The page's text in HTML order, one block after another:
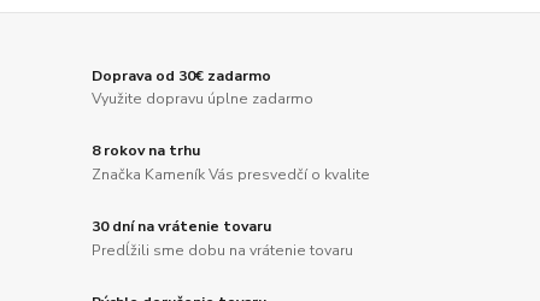
Doprava od 30€ zadarmo
Využite dopravu úplne zadarmo
8 rokov na trhu
Značka Kameník Vás presvedčí o kvalite
30 dní na vrátenie tovaru
Predĺžili sme dobu na vrátenie tovaru